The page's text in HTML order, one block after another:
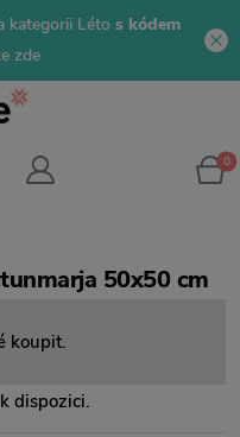
kategorii Léto s kódem
zde
0
50x50 cm
koupit.
dispozici.